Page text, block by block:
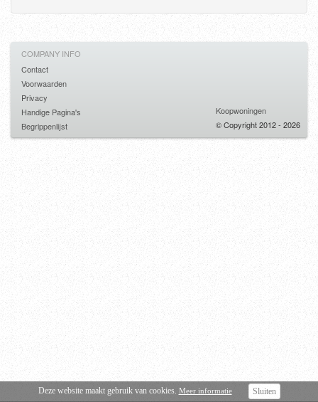
Deze website maakt gebruik van cookies. Meer informatie Sluiten
COMPANY INFO
Contact
Voorwaarden
Privacy
Handige Pagina's
Begrippenlijst
Koopwoningen
© Copyright 2012 - 2026